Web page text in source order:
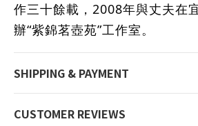
作三十餘載，2008年與丈夫在
辦“紫錦茗壺苑”工作室。
SHIPPING & PAYMENT
CUSTOMER REVIEWS